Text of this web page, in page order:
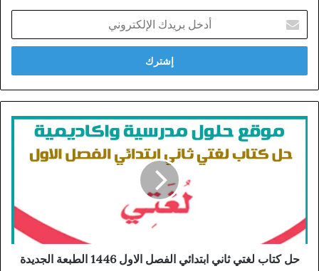
بريدك
الإلكتروني
حل كتاب لغتي ثاني ابتدائي الفصل الاول 1446 الطبعة الجديدة